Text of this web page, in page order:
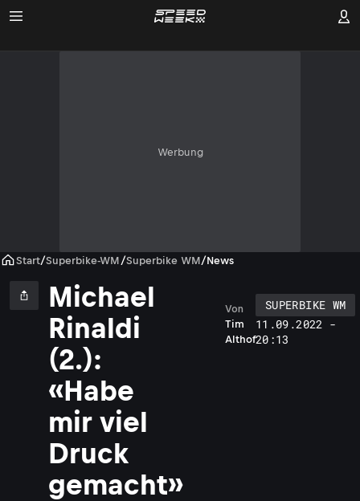
Werbung
Start/Superbike-WM /Superbike WM/News
Michael
Rinaldi
(2.):
«Habe
mir viel
Druck
gemacht»
Tim
Althof
Von
SUPERBIKE WM
11.09.2022 -
20:13